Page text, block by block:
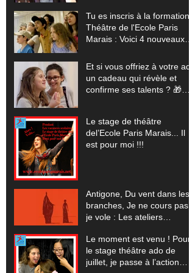
talent (+ tes vidéos offertes)
Tu es inscris à la formation
Théâtre de l'Ecole Paris
Marais : Voici 4 nouveaux
limites (+ tes vidéos
offertes) 🎬
Et si vous offriez à votre ado
un cadeau qui révèle et
confirme ses talents ? 🎁
théâtre, cinéma, comédie
musicale, improvisation)
Le stage de théâtre
del’Ecole Paris Marais... Il
est pour moi !!!
Antigone, Du vent dans les
branches, Je ne cours pas
je vole : Les ateliers
Le moment est venu ! Pour
le stage théâtre ado de
juillet, je passe à l’action…